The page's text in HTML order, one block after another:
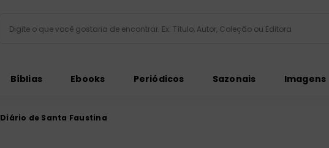
Bíblias Ebooks Periódicos Sazonais Imagens
Diário de Santa Faustina